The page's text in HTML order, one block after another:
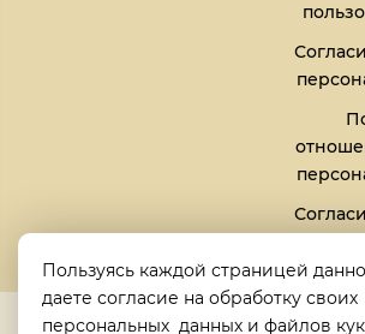
5,0
Пользуясь каждой страницей
даете согласие на обработку своих
персональных данных и файлов